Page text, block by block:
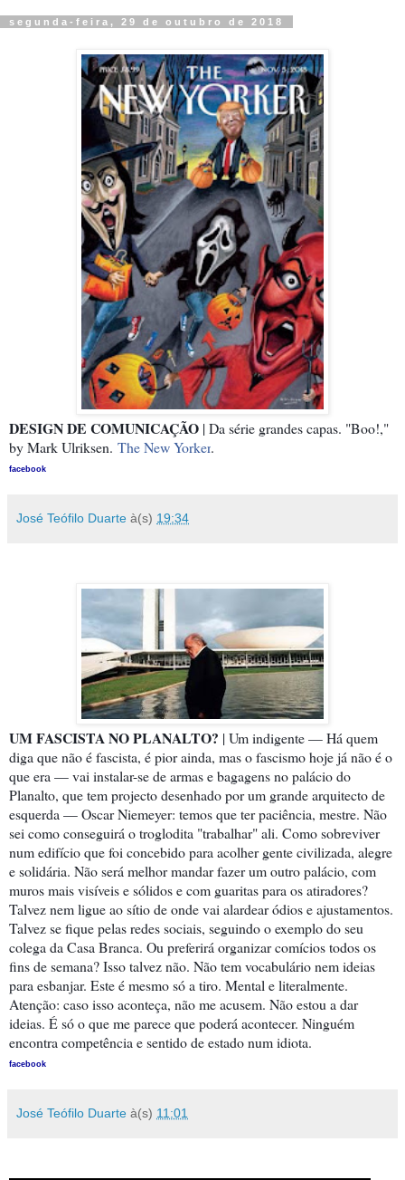
segunda-feira, 29 de outubro de 2018
DESIGN DE COMUNICAÇÃO | Da série grandes capas. "Boo!,"
by Mark Ulriksen. The New Yorker.
facebook
José Teófilo Duarte à(s) 19:34
UM FASCISTA NO PLANALTO? | Um indigente — Há quem
diga que não é fascista, é pior ainda, mas o fascismo hoje já não é o
que era — vai instalar-se de armas e bagagens no palácio do
Planalto, que tem projecto desenhado por um grande arquitecto de
esquerda — Oscar Niemeyer: temos que ter paciência, mestre. Não
sei como conseguirá o troglodita "trabalhar" ali. Como sobreviver
num edifício que foi concebido para acolher gente civilizada, alegre
e solidária. Não será melhor mandar fazer um outro palácio, com
muros mais visíveis e sólidos e com guaritas para os atiradores?
Talvez nem ligue ao sítio de onde vai alardear ódios e ajustamentos.
Talvez se fique pelas redes sociais, seguindo o exemplo do seu
colega da Casa Branca. Ou preferirá organizar comícios todos os
fins de semana? Isso talvez não. Não tem vocabulário nem ideias
para esbanjar. Este é mesmo só a tiro. Mental e literalmente.
Atenção: caso isso aconteça, não me acusem. Não estou a dar
ideias. É só o que me parece que poderá acontecer. Ninguém
encontra competência e sentido de estado num idiota.
facebook
José Teófilo Duarte à(s) 11:01